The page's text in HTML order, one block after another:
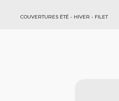
COUVERTURES ÉTÉ - HIVER - FILET